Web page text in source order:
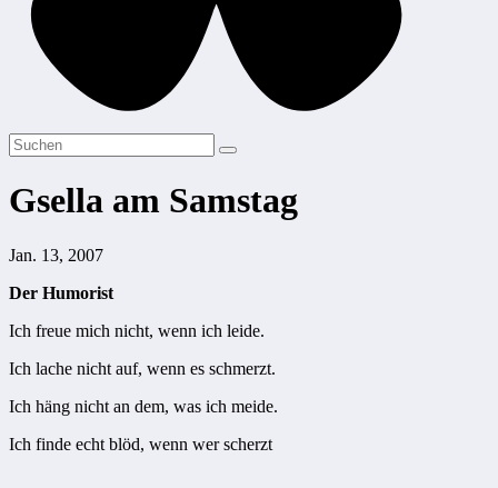
Gsella am Samstag
Jan. 13, 2007
Der Humorist
Ich freue mich nicht, wenn ich leide.
Ich lache nicht auf, wenn es schmerzt.
Ich häng nicht an dem, was ich meide.
Ich finde echt blöd, wenn wer scherzt